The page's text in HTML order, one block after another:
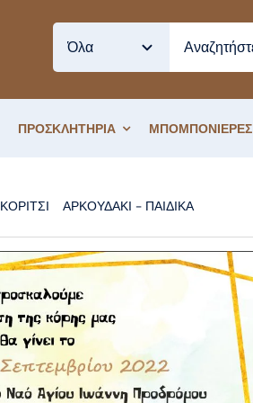
ΠΡΟΣΚΛΗΤΗΡΙΑ ΜΠΟΜΠΟΝΙΕΡΕΣ
ΚΟΡΙΤΣΙ ΑΡΚΟΥΔΑΚΙ - ΠΑΙΔΙΚΑ